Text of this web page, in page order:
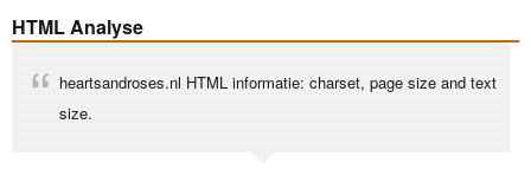
HTML Analyse
heartsandroses.nl HTML informatie: charset, page size and text
size.